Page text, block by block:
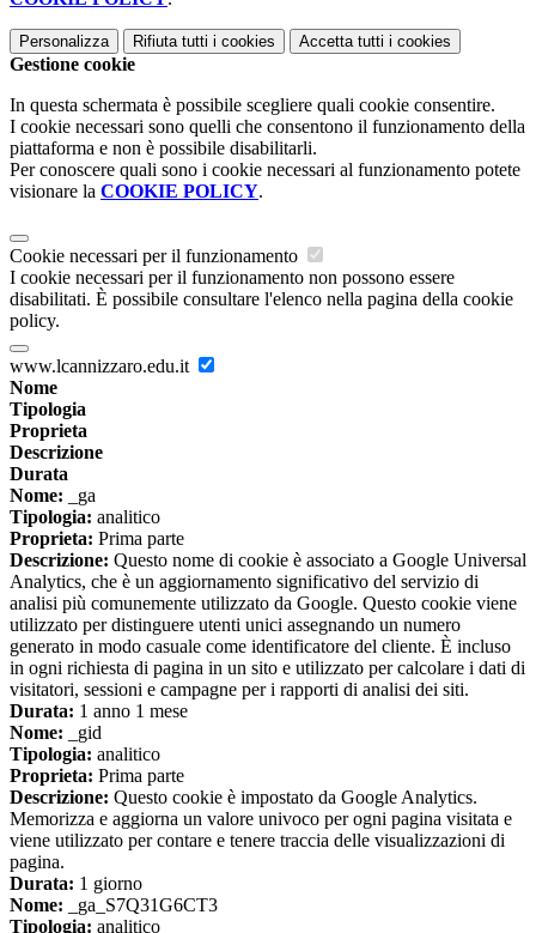
Personalizza Rifiuta tutti i cookies Accetta tutti i cookies
Gestione cookie
In questa schermata è possibile scegliere quali cookie consentire.
I cookie necessari sono quelli che consentono il funzionamento della
piattaforma e non è possibile disabilitarli.
Per conoscere quali sono i cookie necessari al funzionamento potete
visionare la COOKIE POLICY.
Cookie necessari per il funzionamento
I cookie necessari per il funzionamento non possono essere
disabilitati. È possibile consultare l'elenco nella pagina della cookie
policy.
www.lcannizzaro.edu.it
Nome
Tipologia
Proprieta
Descrizione
Durata
Nome: _ga
Tipologia: analitico
Proprieta: Prima parte
Descrizione: Questo nome di cookie è associato a Google Universal
Analytics, che è un aggiornamento significativo del servizio di
analisi più comunemente utilizzato da Google. Questo cookie viene
utilizzato per distinguere utenti unici assegnando un numero
generato in modo casuale come identificatore del cliente. È incluso
in ogni richiesta di pagina in un sito e utilizzato per calcolare i dati di
visitatori, sessioni e campagne per i rapporti di analisi dei siti.
Durata: 1 anno 1 mese
Nome: _gid
Tipologia: analitico
Proprieta: Prima parte
Descrizione: Questo cookie è impostato da Google Analytics.
Memorizza e aggiorna un valore univoco per ogni pagina visitata e
viene utilizzato per contare e tenere traccia delle visualizzazioni di
pagina.
Durata: 1 giorno
Nome: _ga_S7Q31G6CT3
Tipologia: analitico